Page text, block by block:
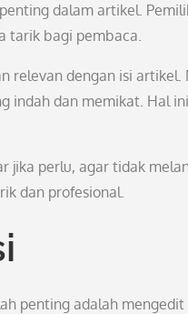
dalam artikel.
tarik bagi pembaca.
relevan dengan isi artikel.
indah dan memikat. Hal
jika perlu, agar tidak
dan profesional.
penting adalah